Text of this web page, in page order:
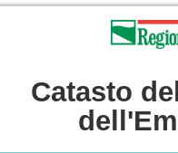
Catasto